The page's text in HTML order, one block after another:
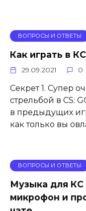
ВОПРОСЫ И ОТВЕТЫ
Как играть в
29.09.2021 0
Секрет 1. Супер
стрельбой в CS:
в предыдущих
как только вы
ВОПРОСЫ И ОТВЕТЫ
Музыка для КС
микрофон и